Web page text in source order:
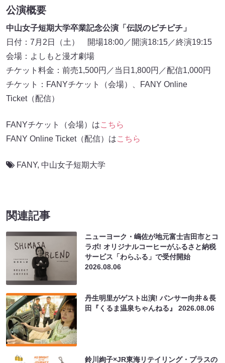
公演概要
中山女子短期大学卒業記念公演「伝説のピチピチ」
日付：7月2日（土） 開場18:00／開演18:15／終演19:15
会場：よしもと漫才劇場
チケット料金：前売1,500円／当日1,800円／配信1,000円
チケット：FANYチケット（会場）、FANY Online
Ticket（配信）
FANYチケット（会場）はこちら
FANY Online Ticket（配信）はこちら
FANY, 中山女子短期大学
関連記事
ニューヨーク・嶋佐が地元富士吉田市とコ
ラボ! オリジナルコーヒーがふるさと納税
サービス「わらふる」で受付開始
2026.08.06
丹生明里がゲスト出演! パンサー向井＆長
田『くるま温泉ちゃんねる』2026.08.06
鈴川絢子×JR東海リテイリング・プラスの